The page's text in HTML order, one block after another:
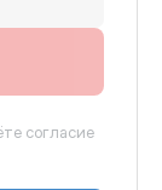
согласие